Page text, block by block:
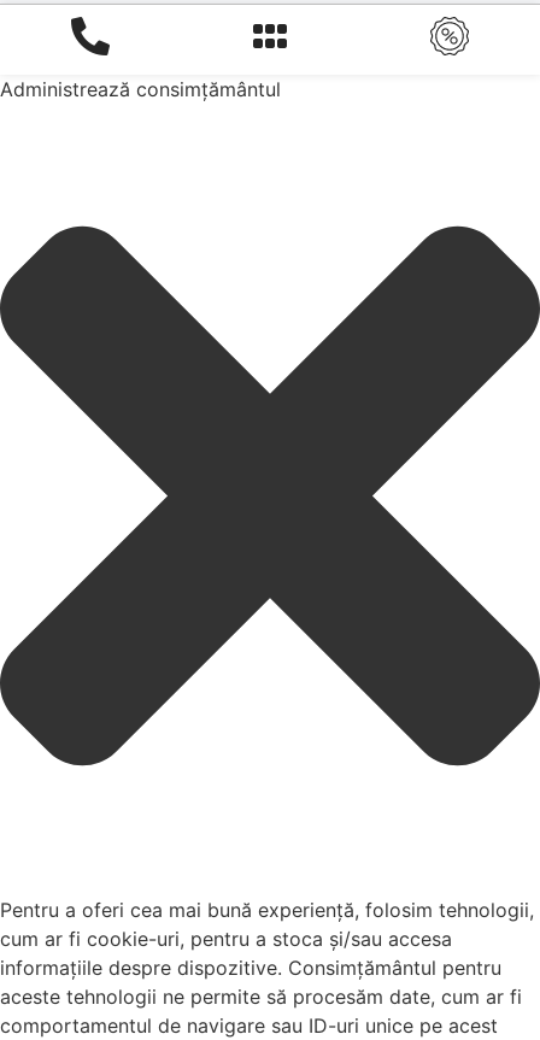
Administrează consimțământul
Pentru a oferi cea mai bună experiență, folosim tehnologii,
cum ar fi cookie-uri, pentru a stoca și/sau accesa
informațiile despre dispozitive. Consimțământul pentru
aceste tehnologii ne permite să procesăm date, cum ar fi
comportamentul de navigare sau ID-uri unice pe acest